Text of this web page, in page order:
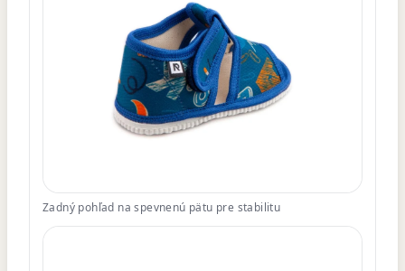
Zadný pohľad na spevnenú pätu pre stabilitu